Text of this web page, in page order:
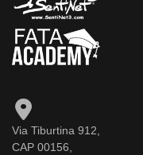
Via Tiburtina 912,
CAP 00156,